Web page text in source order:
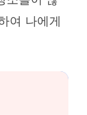
여 나에게